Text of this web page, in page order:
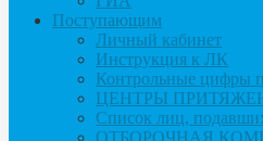
Поступающим
Личный кабинет
Инструкция к ЛК
Контрольные цифры
ЦЕНТРЫ
Список лиц,
ОТБОРОЧНАЯ